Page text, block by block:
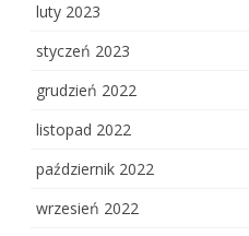
luty 2023
styczeń 2023
grudzień 2022
listopad 2022
październik 2022
wrzesień 2022